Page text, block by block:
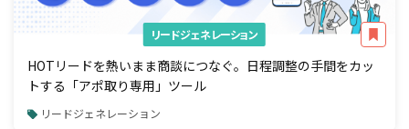
リードジェネレーション
HOTリードを熱いまま商談につなぐ。日程調整の手間をカッ
トする「アポ取り専用」ツール
リードジェネレーション